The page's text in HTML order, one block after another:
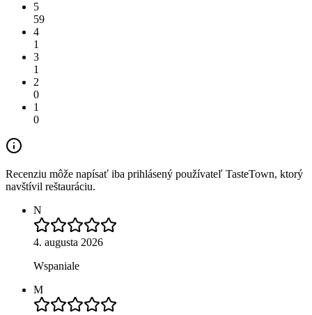
5
59
4
1
3
1
2
0
1
0
Recenziu môže napísať iba prihlásený používateľ TasteTown, ktorý
navštívil reštauráciu.
N
4. augusta 2026
Wspaniale
M